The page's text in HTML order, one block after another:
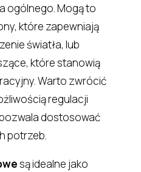
ogólnego. Mogą to
które zapewniają
światła, lub
które stanowią
Warto zwrócić
regulacji
dostosować
potrzeb.
są idealne jako